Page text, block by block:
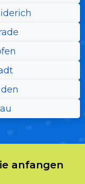
anfangen